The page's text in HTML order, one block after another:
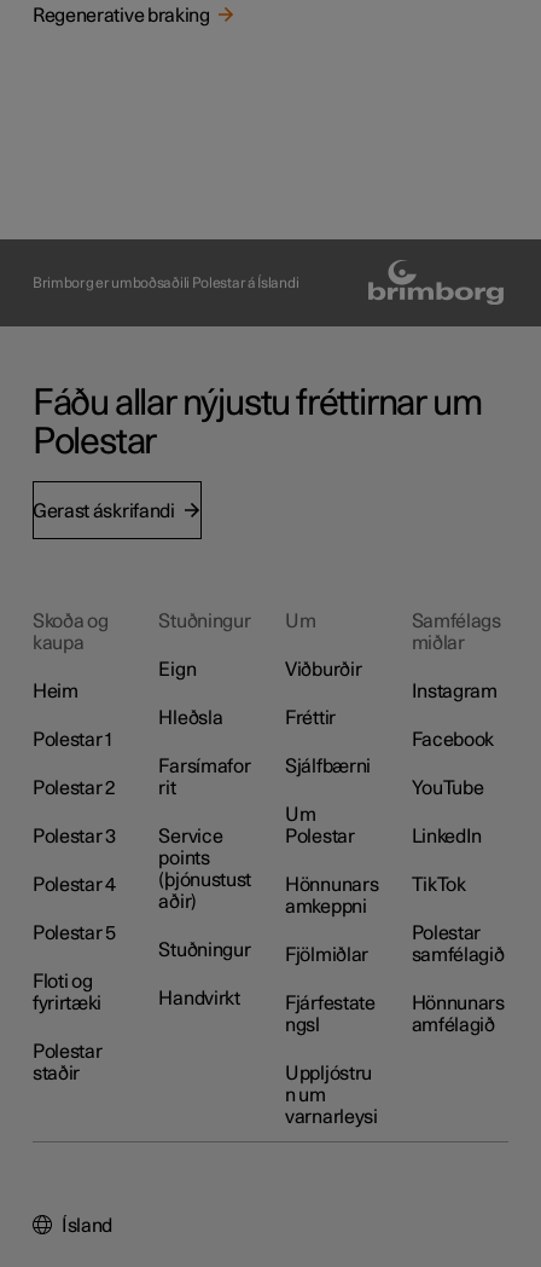
Regenerative braking
Brimborg er umboðsaðili Polestar á Íslandi
Fáðu allar nýjustu fréttirnar um
Polestar
Gerast áskrifandi
Skoða og
kaupa
Heim
Polestar 1
Polestar 2
Polestar 3
Polestar 4
Polestar 5
Floti og
fyrirtæki
Polestar
staðir
Stuðningur
Eign
Hleðsla
Farsímafor
rit
Service
points
(þjónustust
aðir)
Stuðningur
Handvirkt
Um
Viðburðir
Fréttir
Sjálfbærni
Um
Polestar
Hönnunars
amkeppni
Fjölmiðlar
Fjárfestate
ngsl
Uppljóstru
n um
varnarleysi
Samfélags
miðlar
Instagram
Facebook
YouTube
LinkedIn
TikTok
Polestar
samfélagið
Hönnunars
amfélagið
Ísland